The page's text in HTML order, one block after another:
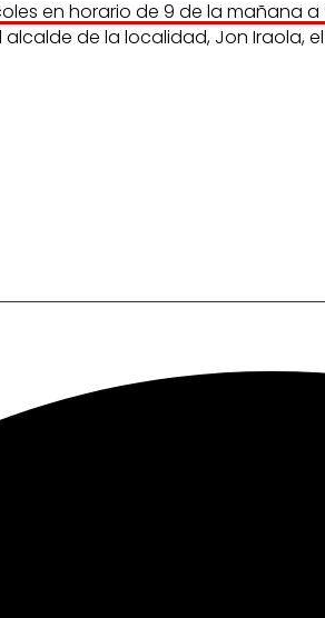
en horario de 9 de la mañana
de la localidad, Jon Iraola,